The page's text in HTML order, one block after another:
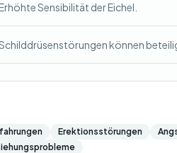
Sensibilität der Eichel.
können
Erektionsstörungen